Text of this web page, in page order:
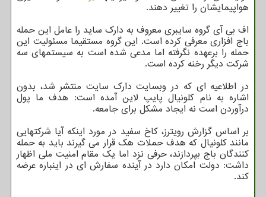
هواپیمایشان را تغییر دهند.
اف بی آی گروه سایبری معروف به دارک ساید را عامل این حمله
باج افزاری معرفی کرده است. این گروه مستقیما مسئولیت این
حمله را برعهده نگرفته اما مدعی شده است به سیستمهای سه
شرکت دیگر رخنه کرده است.
در اطلاعیه ای که در وبسایت دارک سایت منتشر شد، بدون
اشاره به نام کلونیال پایپ لاین آمده است: هدف ما پول
درآوردن است نه ایجاد مشکل برای جامعه.
بر اساس گزارش رویترز، کاخ سفید در مورد اینکه آیا شرکتهایی
مانند کلونیال که هدف حملات هک قرار می گیرند باید به حمله
کنندگان باج بپردازند، حرفی نزد اما یک مقام امنیت ملی اظهار
داشت: دولت امکان دارد در آینده سفارش ای در اینباره عرضه
کند.